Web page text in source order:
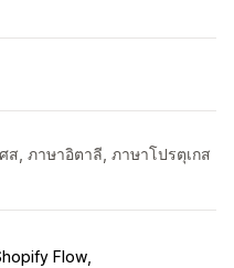
ส, ภาษาอิตาลี, ภาษาโปรตุเกส
Flow